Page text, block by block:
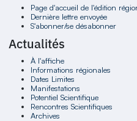
Page d'accueil de l'édition
Dernière lettre envoyée
S'abonner/se désabonner
Actualités
À l'affiche
Informations régionales
Dates Limites
Manifestations
Potentiel Scientifique
Rencontres Scientifiques
Archives